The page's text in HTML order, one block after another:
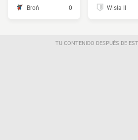
Broń
0
Wisła II
TU CONTENIDO DESPUÉS DE